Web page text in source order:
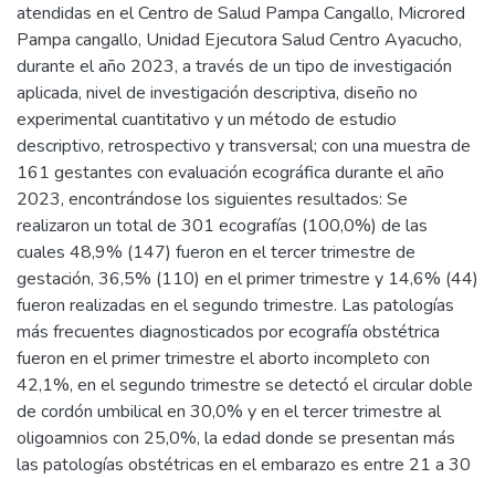
atendidas en el Centro de Salud Pampa Cangallo, Microred
Pampa cangallo, Unidad Ejecutora Salud Centro Ayacucho,
durante el año 2023, a través de un tipo de investigación
aplicada, nivel de investigación descriptiva, diseño no
experimental cuantitativo y un método de estudio
descriptivo, retrospectivo y transversal; con una muestra de
161 gestantes con evaluación ecográfica durante el año
2023, encontrándose los siguientes resultados: Se
realizaron un total de 301 ecografías (100,0%) de las
cuales 48,9% (147) fueron en el tercer trimestre de
gestación, 36,5% (110) en el primer trimestre y 14,6% (44)
fueron realizadas en el segundo trimestre. Las patologías
más frecuentes diagnosticados por ecografía obstétrica
fueron en el primer trimestre el aborto incompleto con
42,1%, en el segundo trimestre se detectó el circular doble
de cordón umbilical en 30,0% y en el tercer trimestre al
oligoamnios con 25,0%, la edad donde se presentan más
las patologías obstétricas en el embarazo es entre 21 a 30